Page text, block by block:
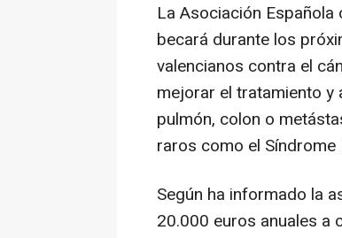
La Asociación Española
becará durante los
valencianos contra el
mejorar el tratamiento
pulmón, colon o
raros como el
Según ha informado la
20.000 euros anuales a